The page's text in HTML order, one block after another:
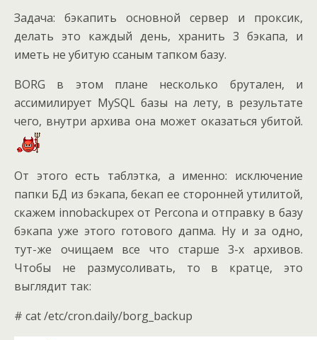
Задача: бэкапить основной сервер и проксик,
делать это каждый день, хранить 3 бэкапа, и
иметь не убитую ссаным тапком базу.
BORG в этом плане несколько брутален, и
ассимилирует MySQL базы на лету, в результате
чего, внутри архива она может оказаться убитой.
От этого есть таблэтка, а именно: исключение
папки БД из бэкапа, бекап ее сторонней утилитой,
скажем innobackupex от Percona и отправку в базу
бэкапа уже этого готового дапма. Ну и за одно,
тут-же очищаем все что старше 3-х архивов.
Чтобы не размусоливать, то в кратце, это
выглядит так:
# cat /etc/cron.daily/borg_backup